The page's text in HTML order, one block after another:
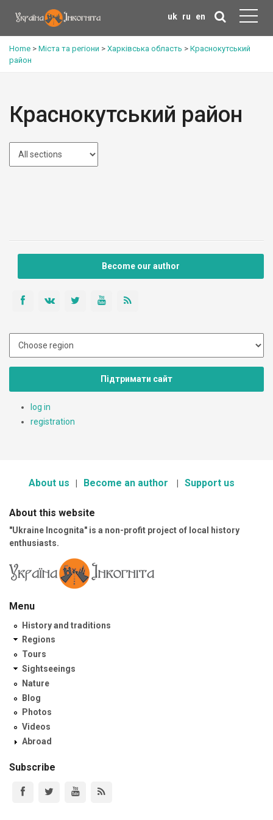
uk ru en
Home > Міста та регіони > Харківська область > Краснокутський
район
Краснокутський район
Become our author
Підтримати сайт
log in
registration
About us Become an author Support us
About this website
"Ukraine Incognita" is a non-profit project of local history
enthusiasts.
Menu
History and traditions
Regions
Tours
Sightseeings
Nature
Blog
Photos
Videos
Abroad
Subscribe